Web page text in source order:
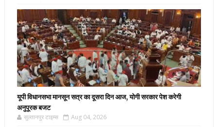
यूपी विधानसभा मानसून सत्र का दूसरा दिन आज, योगी सरकार पेश करेगी
अनुपूरक बजट
सुल्तानपुर टाइम्स Aug 04, 2026